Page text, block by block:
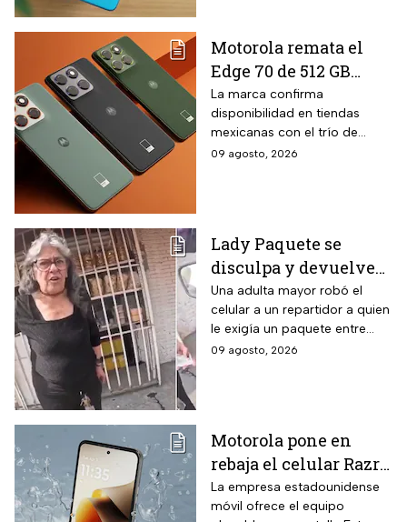
Motorola remata el
Edge 70 de 512 GB
ultradelgado con tres
cámaras de 50 MP y
$2,000 pesos de
descuento en hasta 18
La marca confirma
disponibilidad en tiendas
mexicanas con el trío de
lentes de alta resolución que
09 agosto, 2026
Lady Paquete se
disculpa y devuelve
celular que robó a
repartidor en
Coacalco: “Tuvo un
arranque”
Una adulta mayor robó el
celular a un repartidor a quien
le exigía un paquete entre
gritos y reclamos.
09 agosto, 2026
Motorola pone en
rebaja el celular Razr
70 plegable de 256 GB
con 16% de descuento
La empresa estadounidense
móvil ofrece el equipo